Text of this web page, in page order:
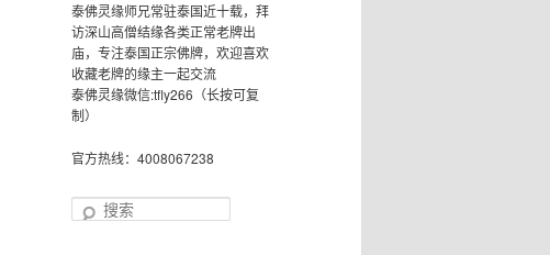
泰佛灵缘师兄常驻泰国近十载，拜
访深山高僧结缘各类正常老牌出
庙，专注泰国正宗佛牌，欢迎喜欢
收藏老牌的缘主一起交流
泰佛灵缘微信:tfly266（长按可复
制）
官方热线：4008067238
搜